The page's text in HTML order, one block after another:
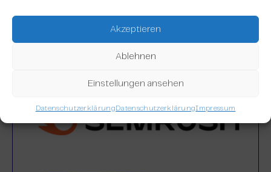
Akzeptieren
Ablehnen
Einstellungen ansehen
DatenschutzerklärungDatenschutzerklärungImpressum